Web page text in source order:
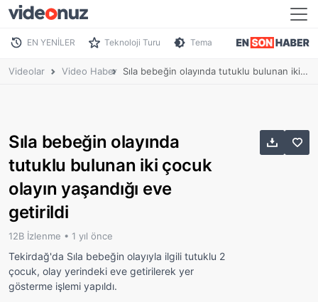
EN YENİLER Teknoloji Turu Tema
Videolar Video Haber Sıla bebeğin olayında tutuklu bulunan iki çocuk olayın yaşandığı eve getirildi
Sıla bebeğin olayında
tutuklu bulunan iki çocuk
olayın yaşandığı eve
getirildi
12B İzlenme • 1 yıl önce
Tekirdağ'da Sıla bebeğin olayıyla ilgili tutuklu 2
çocuk, olay yerindeki eve getirilerek yer
gösterme işlemi yapıldı.